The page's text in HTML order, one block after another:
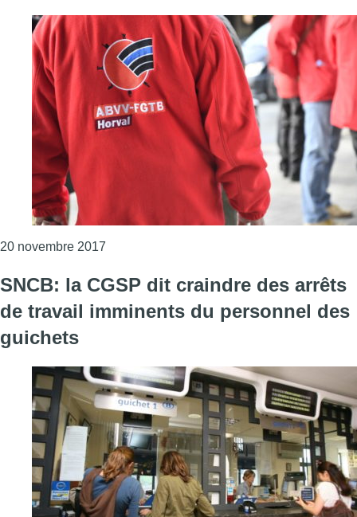
20 novembre 2017
SNCB: la CGSP dit craindre des arrêts
de travail imminents du personnel des
guichets